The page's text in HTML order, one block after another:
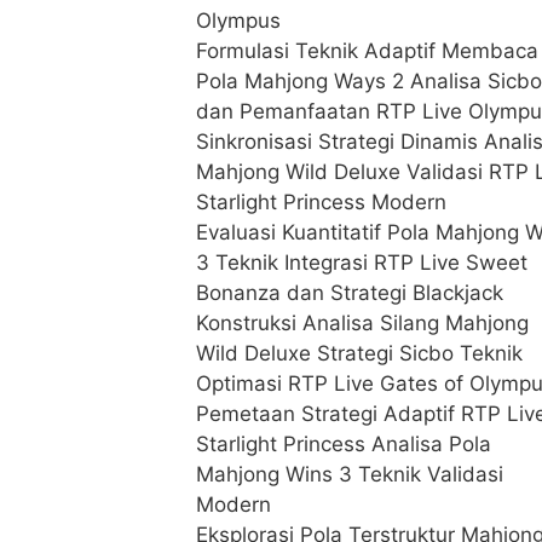
Olympus
Formulasi Teknik Adaptif Membaca
Pola Mahjong Ways 2 Analisa Sicbo
dan Pemanfaatan RTP Live
Sinkronisasi Strategi Dinamis
Mahjong Wild Deluxe Validasi RTP
Starlight Princess Modern
Evaluasi Kuantitatif Pola Mahjong
3 Teknik Integrasi RTP Live Sweet
Bonanza dan Strategi Blackjack
Konstruksi Analisa Silang Mahjong
Wild Deluxe Strategi Sicbo Teknik
Optimasi RTP Live Gates of
Pemetaan Strategi Adaptif RTP
Starlight Princess Analisa Pola
Mahjong Wins 3 Teknik Validasi
Modern
Eksplorasi Pola Terstruktur Mahjong